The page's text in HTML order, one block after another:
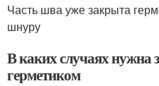
Часть шва уже закрыта
шнуру
В каких случаях нужна
герметиком